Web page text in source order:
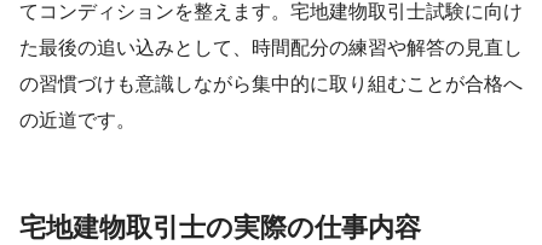
てコンディションを整えます。宅地建物取引士試験に向け
た最後の追い込みとして、時間配分の練習や解答の見直し
の習慣づけも意識しながら集中的に取り組むことが合格へ
の近道です。
宅地建物取引士の実際の仕事内容